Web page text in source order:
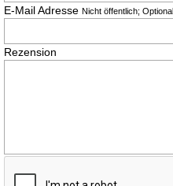
E-Mail Adresse Nicht öffentlich; Optional
Rezension